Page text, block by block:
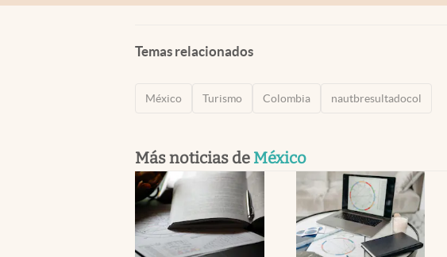
Temas relacionados
México Turismo Colombia nautbresultadocol
Más noticias de México